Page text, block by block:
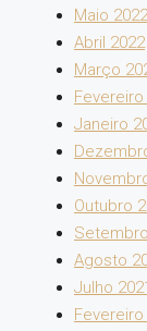
Maio 2022
Abril 2022
Março
Fevereiro
Janeiro
Outubro
Agosto
Julho
Fevereiro